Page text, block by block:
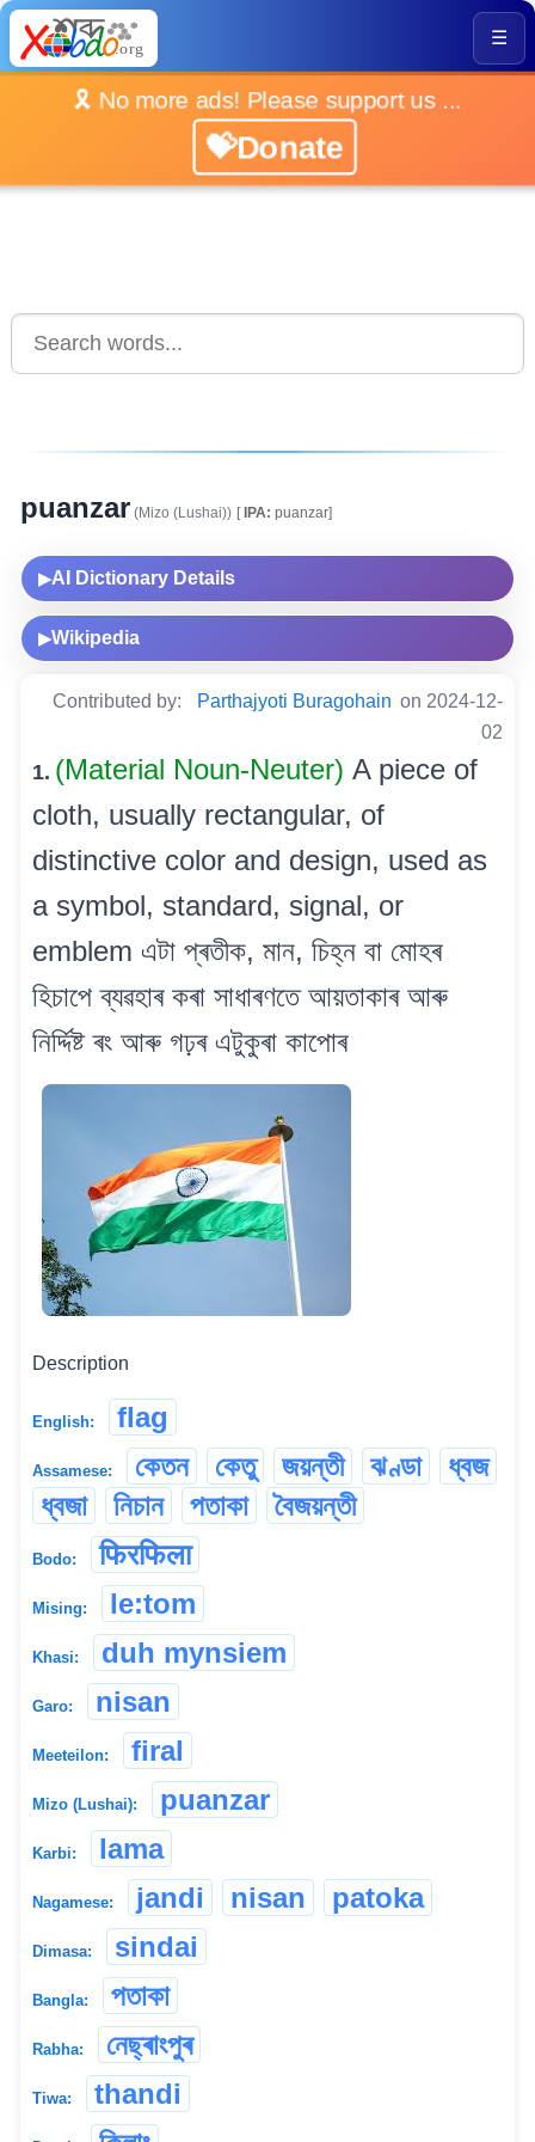
☰
🎗️ No more ads! Please support us ...
💝Donate
puanzar (Mizo (Lushai)) [IPA: puanzar]
▶AI Dictionary Details
▶Wikipedia
Contributed by: Parthajyoti Buragohain on 2024-12-
02
1. (Material Noun-Neuter) A piece of
cloth, usually rectangular, of
distinctive color and design, used as
a symbol, standard, signal, or
emblem এটা প্ৰতীক, মান, চিহ্ন বা মোহৰ
হিচাপে ব্যৱহাৰ কৰা সাধাৰণতে আয়তাকাৰ আৰু
নিৰ্দ্দিষ্ট ৰং আৰু গঢ়ৰ এটুকুৰা কাপোৰ
Description
English: flag
Assamese: কেতন কেতু জয়ন্তী ঝণ্ডা
ধ্বজ
ধ্বজা
নিচান পতাকা বৈজয়ন্তী
Bodo: फिरफिला
Mising: le:tom
Khasi: duh mynsiem
Garo: nisan
Meeteilon: firal
Mizo (Lushai): puanzar
Karbi: lama
Nagamese: jandi nisan patoka
Dimasa: sindai
Bangla: পতাকা
Rabha: নেছ্ৰাংপুৰ
Tiwa: thandi